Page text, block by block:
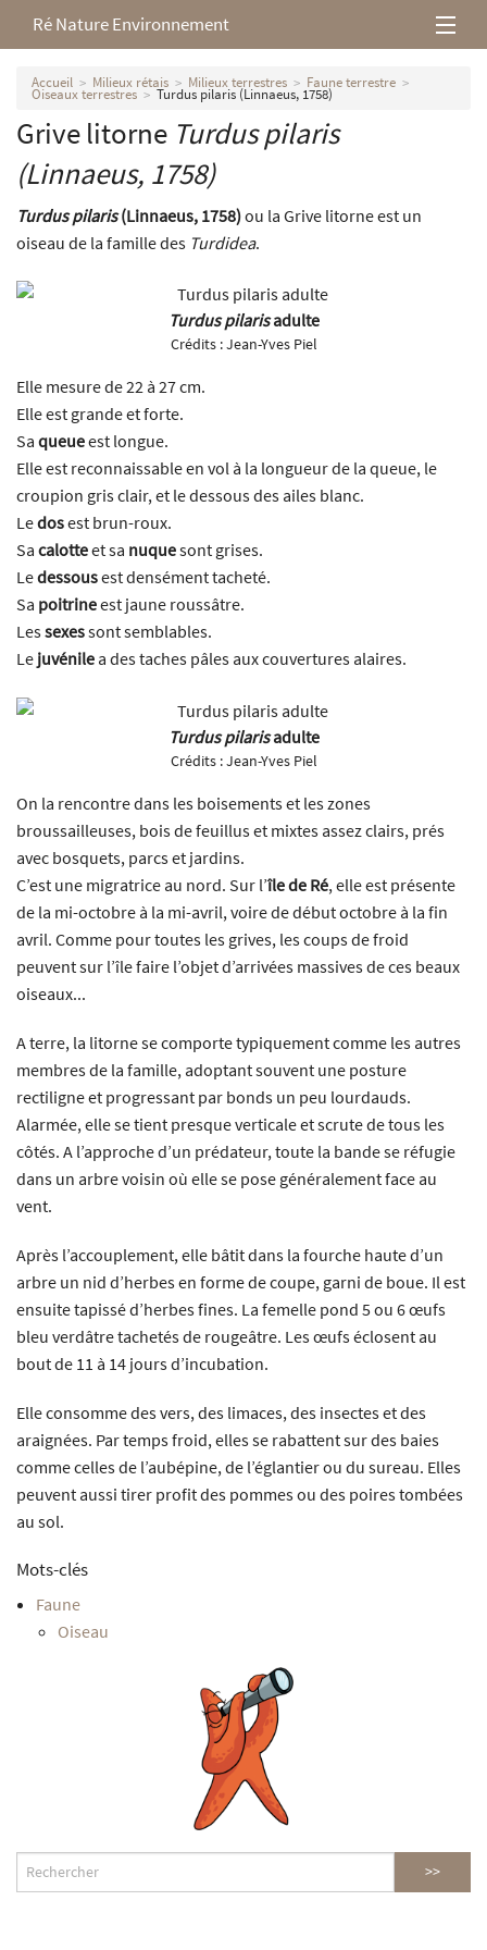
Ré Nature Environnement
L’association
Milieux rétais
Nos parutions
Accueil Milieux rétais Milieux terrestres Faune terrestre
Oiseaux terrestres Turdus pilaris (Linnaeus, 1758)
Grive litorne Turdus pilaris
(Linnaeus, 1758)
Turdus pilaris(Linnaeus, 1758)ou la Grive litorne est un
oiseau de la famille des Turdidea.
Turdus pilarisadulte
Crédits :Jean-Yves Piel
Elle mesure de 22 à 27 cm.
Elle est grande et forte.
Sa queueest longue.
Elle est reconnaissable en vol à la longueur de la queue, le
croupion gris clair, et le dessous des ailes blanc.
Ledosest brun-roux.
Sa calotteet sa nuquesont grises.
Ledessousest densément tacheté.
Sa poitrineest jaune roussâtre.
Lessexessont semblables.
Le juvénile a des taches pâles aux couvertures alaires.
Turdus pilarisadulte
Crédits :Jean-Yves Piel
On la rencontre dans les boisements et les zones
broussailleuses, bois de feuillus et mixtes assez clairs, prés
avec bosquets, parcs et jardins.
C’est une migratrice au nord. Sur l’île de Ré, elle est présente
de la mi-octobre à la mi-avril, voire de début octobre à la fin
avril. Comme pour toutes les grives, les coups de froid
peuvent sur l’île faire l’objet d’arrivées massives de ces beaux
oiseaux...
A terre, la litorne se comporte typiquement comme les autres
membres de la famille, adoptant souvent une posture
rectiligne et progressant par bonds un peu lourdauds.
Alarmée, elle se tient presque verticale et scrute de tous les
côtés. A l’approche d’un prédateur, toute la bande se réfugie
dans un arbre voisin où elle se pose généralement face au
vent.
Après l’accouplement, elle bâtit dans la fourche haute d’un
arbre un nid d’herbes en forme de coupe, garni de boue. Il est
ensuite tapissé d’herbes fines. La femelle pond 5 ou 6 œufs
bleu verdâtre tachetés de rougeâtre. Les œufs éclosent au
bout de 11 à 14 jours d’incubation.
Elle consomme des vers, des limaces, des insectes et des
araignées. Par temps froid, elles se rabattent sur des baies
comme celles de l’aubépine, de l’églantier ou du sureau. Elles
peuvent aussi tirer profit des pommes ou des poires tombées
au sol.
Mots-clés
Faune
Oiseau